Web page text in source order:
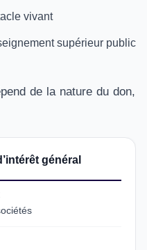
vivant
supérieur public
de la nature du don,
général